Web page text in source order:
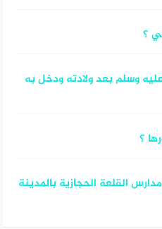
؟
وسلم بعد ولادته ودخل به
؟
القلعة الحجازية بالمدينة